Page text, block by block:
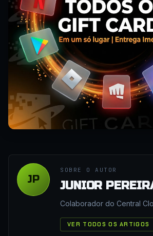
JP
SOBRE O AUTOR
JUNIOR
Colaborador do Central
VER TODOS OS ARTIGOS